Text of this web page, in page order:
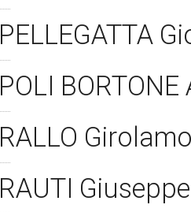
PELLEGATTA
POLI
RALLO
RAUTI